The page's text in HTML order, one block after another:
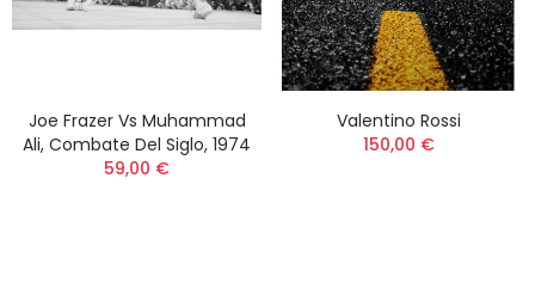
Joe Frazer Vs Muhammad
Ali, Combate Del Siglo, 1974
59,00 €
Valentino Rossi
150,00 €